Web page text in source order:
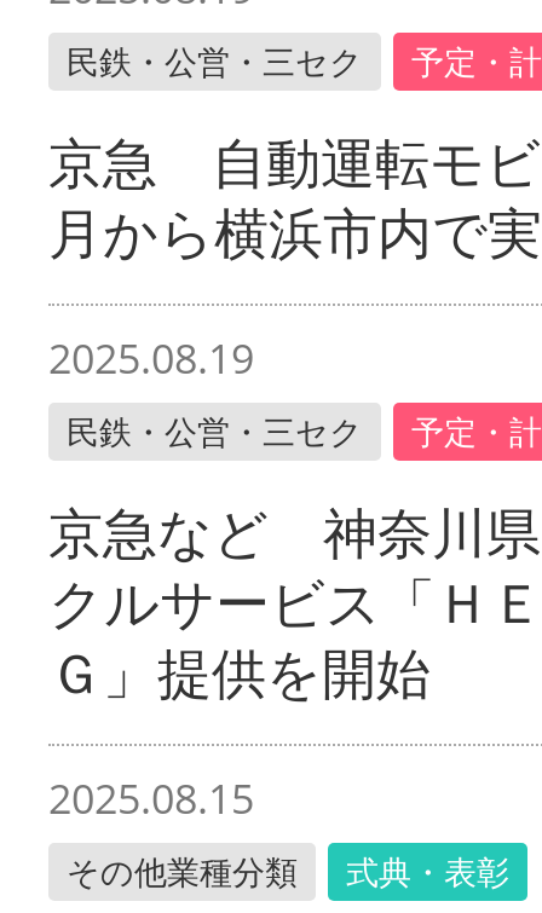
民鉄・公営・三セク 予定・
京急 自動運転モ
月から横浜市内で
2025.08.19
民鉄・公営・三セク 予定・
京急など 神奈川
クルサービス「Ｈ
Ｇ」提供を開始
2025.08.15
その他業種分類 式典・表彰